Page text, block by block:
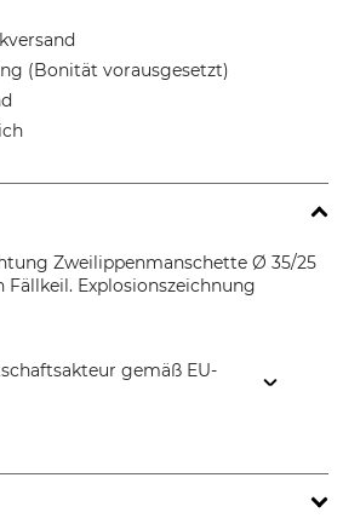
(Bonität vorausgesetzt)
Zweilippenmanschette Ø 35/25
Fällkeil. Explosionszeichnung
gemäß EU-